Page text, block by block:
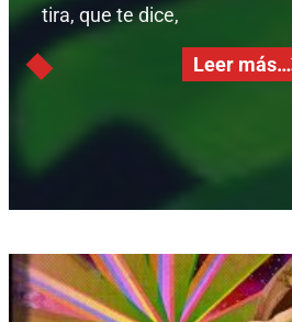
tira, que te dice,
Leer más…